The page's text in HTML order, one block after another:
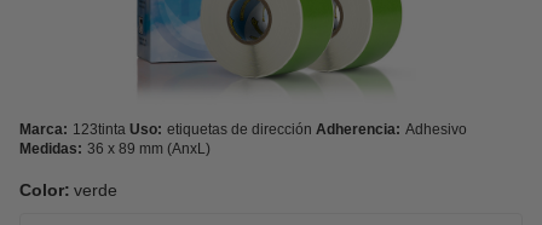
Marca: 123tinta Uso: etiquetas de dirección Adherencia: Adhesivo
Medidas: 36 x 89 mm (AnxL)
Color: verde